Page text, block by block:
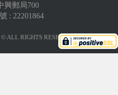
興郵局700
: 22201864
ALL RIGHTS RESERVED.版權聲明